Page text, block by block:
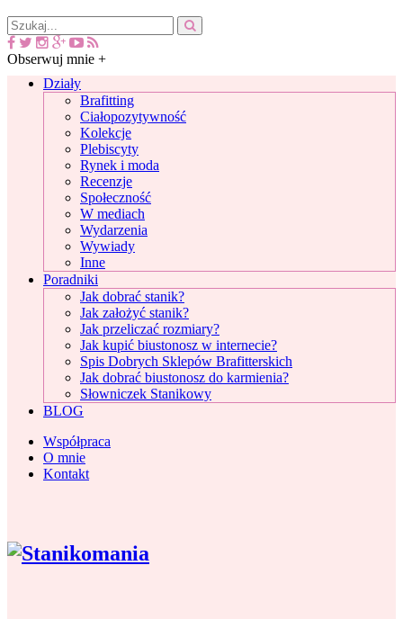
Obserwuj mnie +
Działy
Brafitting
Ciałopozytywność
Kolekcje
Plebiscyty
Rynek i moda
Recenzje
Społeczność
W mediach
Wydarzenia
Wywiady
Inne
Poradniki
Jak dobrać stanik?
Jak założyć stanik?
Jak przeliczać rozmiary?
Jak kupić biustonosz w internecie?
Spis Dobrych Sklepów Brafitterskich
Jak dobrać biustonosz do karmienia?
Słowniczek Stanikowy
BLOG
Współpraca
O mnie
Kontakt